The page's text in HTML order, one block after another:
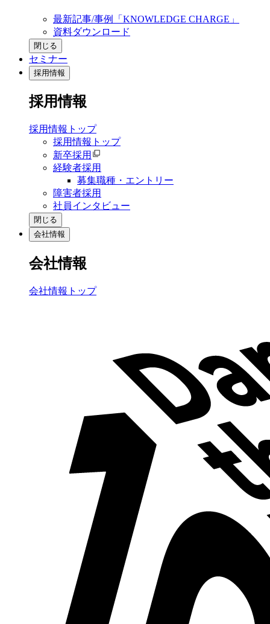
最新記事/事例「KNOWLEDGE CHARGE」
資料ダウンロード
閉じる
セミナー
採用情報
採用情報
採用情報トップ
採用情報トップ
新卒採用
経験者採用
募集職種・エントリー
障害者採用
社員インタビュー
閉じる
会社情報
会社情報
会社情報トップ